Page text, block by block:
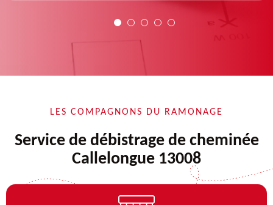
LES COMPAGNONS DU RAMONAGE
Service de débistrage de cheminée
Callelongue 13008